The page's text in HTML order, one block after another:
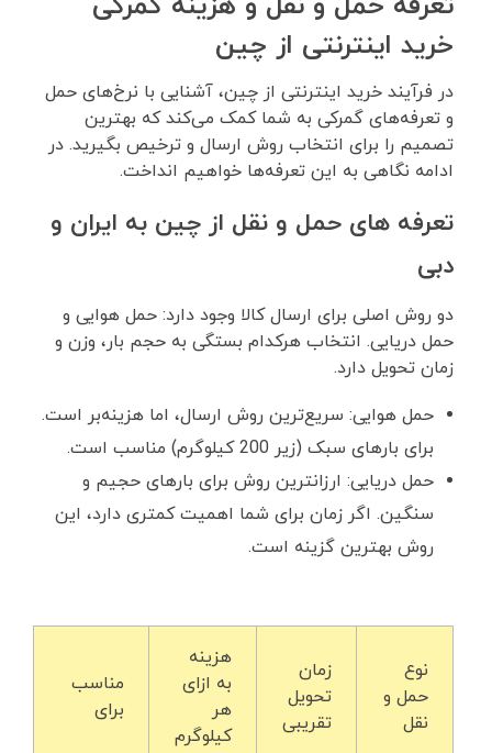
خرید اینترنتی از چین
در فرآیند خرید اینترنتی از چین، آشنایی با نرخ‌های حمل
و تعرفه‌های گمرکی به شما کمک می‌کند که بهترین
تصمیم را برای انتخاب روش ارسال و ترخیص بگیرید. در
ادامه نگاهی به این تعرفه‌ها خواهیم انداخت.
تعرفه های حمل ‌و نقل از چین به ایران و
دبی
دو روش اصلی برای ارسال کالا وجود دارد: حمل هوایی و
حمل دریایی. انتخاب هرکدام بستگی به حجم بار، وزن و
زمان تحویل دارد.
حمل هوایی: سریع‌ترین روش ارسال، اما هزینه‌بر است.
برای بارهای سبک (زیر 200 کیلوگرم) مناسب است.
حمل دریایی: ارزانترین روش برای بارهای حجیم و
سنگین. اگر زمان برای شما اهمیت کمتری دارد، این
روش بهترین گزینه است.
نوع
حمل ‌و
نقل
زمان
تحویل
تقریبی
هزینه
به ازای
هر
کیلوگرم
مناسب
برای